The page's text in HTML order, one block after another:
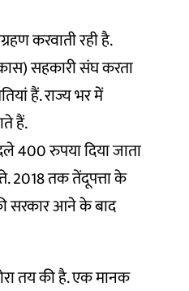
करवाती रही है.
सहकारी संघकरता
हैं. राज्य भर में
हैं.
400 रुपया दिया जाता
2018 तक तेंदूपत्ता के
सरकार आने के बाद